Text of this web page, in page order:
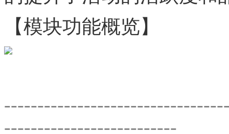
【模块功能概览】
--------------------------